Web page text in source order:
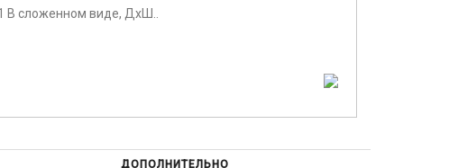
В сложенном виде, ДхШ..
ДОПОЛНИТЕЛЬНО